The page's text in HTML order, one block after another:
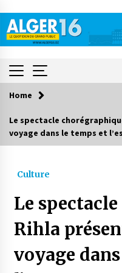
content
Le saviez vous ?
Accidents
Début
groupe
2 jours
Parking de
service de
Home
Le spectacle
voyage dans le temps et
Culture
Le
Rihla
voyage